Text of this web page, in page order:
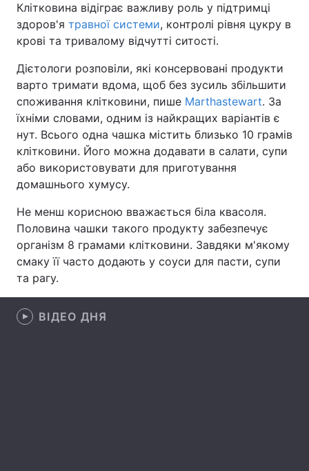
Україна Політика
Спорт Наука
Техно і зв'язок Лайт
Зброя Інциденти
Здоров'я Туризм
Цікавинки Погода
Регіони
Лонгріди
Відео з Youtube
Клітковина відіграє важливу роль у підтримці
здоров'я травної системи, контролі рівня цукру в
крові та тривалому відчутті ситості.
Дієтологи розповіли, які консервовані продукти
варто тримати вдома, щоб без зусиль збільшити
споживання клітковини, пише Marthastewart. За
їхніми словами, одним із найкращих варіантів є
нут. Всього одна чашка містить близько 10 грамів
клітковини. Його можна додавати в салати, супи
або використовувати для приготування
домашнього хумусу.
Не менш корисною вважається біла квасоля.
Половина чашки такого продукту забезпечує
організм 8 грамами клітковини. Завдяки м'якому
смаку її часто додають у соуси для пасти, супи
та рагу.
ВІДЕО ДНЯ